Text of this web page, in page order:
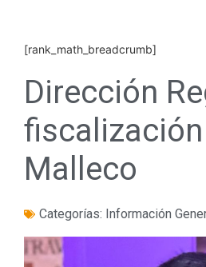
[rank_math_breadcrumb]
Dirección
Malleco
Categorías: Información